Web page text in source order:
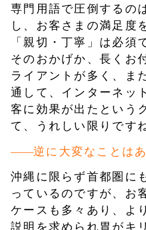
専門用語で圧倒するの
し、お客さまの満足度
「親切・丁寧」は必須
そのおかげか、長くお
ライアントが多く、ま
通して、インターネッ
客に効果が出たという
て、うれしい限りです
逆に大変なことは
沖縄に限らず首都圏に
っているのですが、お
ケースも多々あり、よ
説明を求められ胃がキ